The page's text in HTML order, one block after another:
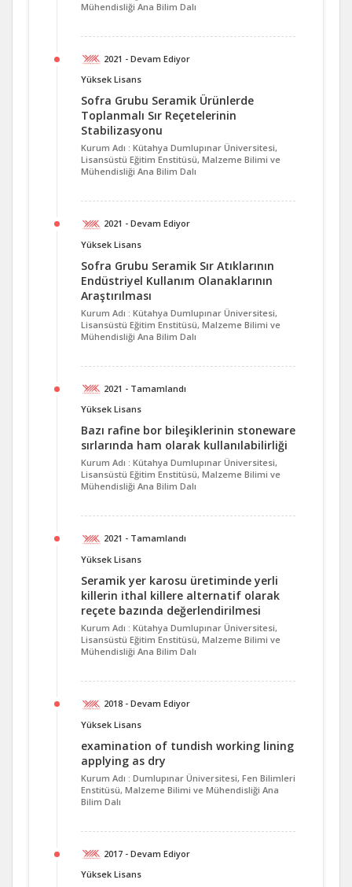
Mühendisliği Ana Bilim Dalı
2021 - Devam Ediyor
Yüksek Lisans
Sofra Grubu Seramik Ürünlerde
Toplanmalı Sır Reçetelerinin
Stabilizasyonu
Kurum Adı : Kütahya Dumlupınar Üniversitesi,
Lisansüstü Eğitim Enstitüsü, Malzeme Bilimi ve
Mühendisliği Ana Bilim Dalı
2021 - Devam Ediyor
Yüksek Lisans
Sofra Grubu Seramik Sır Atıklarının
Endüstriyel Kullanım Olanaklarının
Araştırılması
Kurum Adı : Kütahya Dumlupınar Üniversitesi,
Lisansüstü Eğitim Enstitüsü, Malzeme Bilimi ve
Mühendisliği Ana Bilim Dalı
2021 - Tamamlandı
Yüksek Lisans
Bazı rafine bor bileşiklerinin stoneware
sırlarında ham olarak kullanılabilirliği
Kurum Adı : Kütahya Dumlupınar Üniversitesi,
Lisansüstü Eğitim Enstitüsü, Malzeme Bilimi ve
Mühendisliği Ana Bilim Dalı
2021 - Tamamlandı
Yüksek Lisans
Seramik yer karosu üretiminde yerli
killerin ithal killere alternatif olarak
reçete bazında değerlendirilmesi
Kurum Adı : Kütahya Dumlupınar Üniversitesi,
Lisansüstü Eğitim Enstitüsü, Malzeme Bilimi ve
Mühendisliği Ana Bilim Dalı
2018 - Devam Ediyor
Yüksek Lisans
examination of tundish working lining
applying as dry
Kurum Adı : Dumlupınar Üniversitesi, Fen Bilimleri
Enstitüsü, Malzeme Bilimi ve Mühendisliği Ana
Bilim Dalı
2017 - Devam Ediyor
Yüksek Lisans